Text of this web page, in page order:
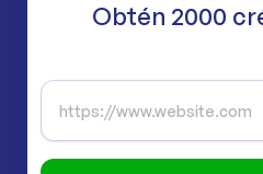
Obtén 2000